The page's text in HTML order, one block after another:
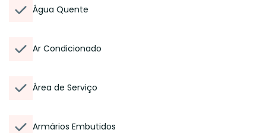
Água Quente
Ar Condicionado
Área de Serviço
Armários Embutidos